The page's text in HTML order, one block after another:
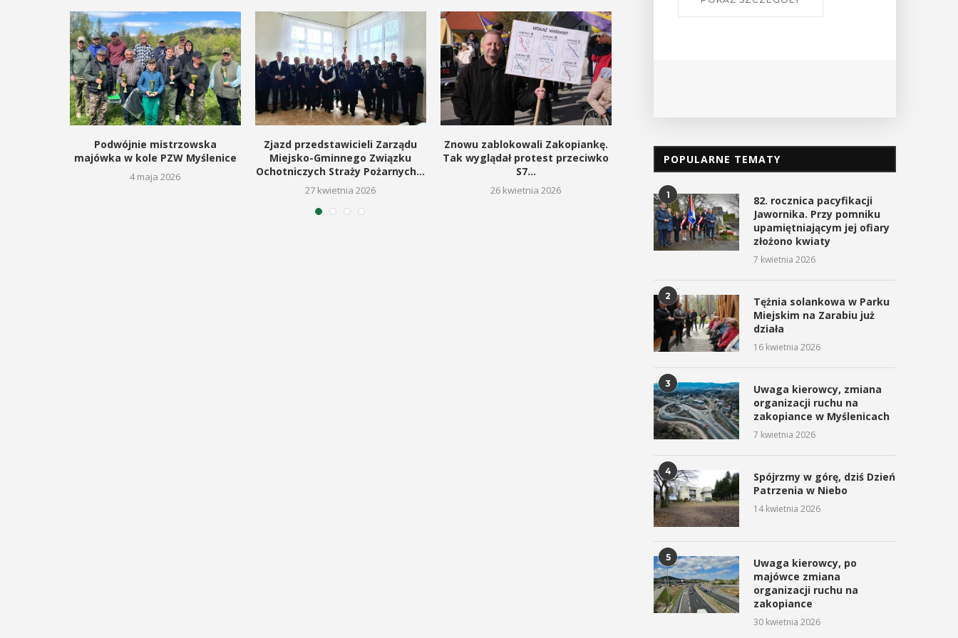
Podwójnie mistrzowska
majówka w kole PZW Myślenice
4 maja 2026
Zjazd przedstawicieli Zarządu
Miejsko-Gminnego Związku
Ochotniczych Straży Pożarnych...
27 kwietnia 2026
Znowu zablokowali Zakopiankę.
Tak wyglądał protest przeciwko
S7...
26 kwietnia 2026
„Zarzecze” z nowym
oświetleniem
21 kwietnia 2026
Rusza nabór wniosków
„Działaj...
i Sportu oraz Urząd ...
SZCZEGÓŁY
POKAŻ SZCZEGÓŁY
POKAŻ SZCZEGÓŁY
POPULARNE TEMATY
1
82. rocznica pacyfikacji
Jawornika. Przy pomniku
upamiętniającym jej ofiary
złożono kwiaty
7 kwietnia 2026
2
Tężnia solankowa w Parku
Miejskim na Zarabiu już
działa
16 kwietnia 2026
3
Uwaga kierowcy, zmiana
organizacji ruchu na
zakopiance w Myślenicach
7 kwietnia 2026
4
Spójrzmy w górę, dziś Dzień
Patrzenia w Niebo
14 kwietnia 2026
5
Uwaga kierowcy, po
majówce zmiana
organizacji ruchu na
zakopiance
30 kwietnia 2026